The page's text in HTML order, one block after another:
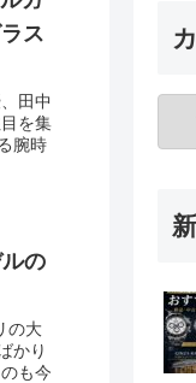
ス
田中
を集
腕時
の
の大
かり
も今